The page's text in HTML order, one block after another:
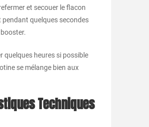
et secouer le flacon
pendant quelques secondes
quelques heures si possible
se mélange bien aux
Techniques